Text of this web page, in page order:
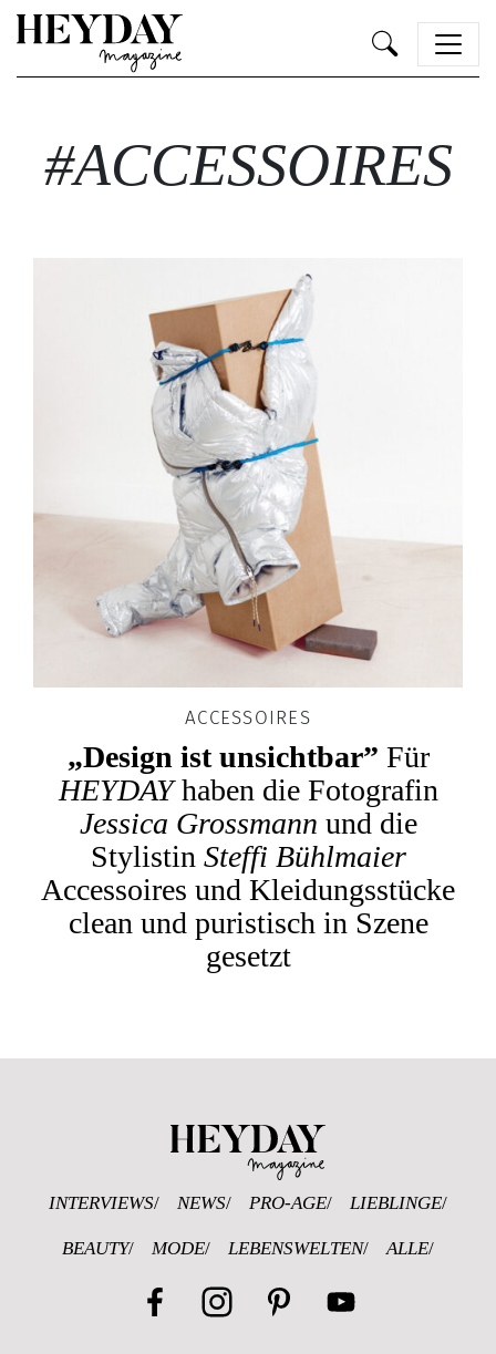
#ACCESSOIRES
ACCESSOIRES
„Design ist unsichtbar” Für
HEYDAYhaben die Fotografin
Jessica Grossmann und die
Stylistin Steffi Bühlmaier
Accessoires und Kleidungsstücke
clean und puristisch in Szene
gesetzt
INTERVIEWS NEWS PRO-AGE LIEBLINGE
BEAUTY MODE LEBENSWELTEN ALLE